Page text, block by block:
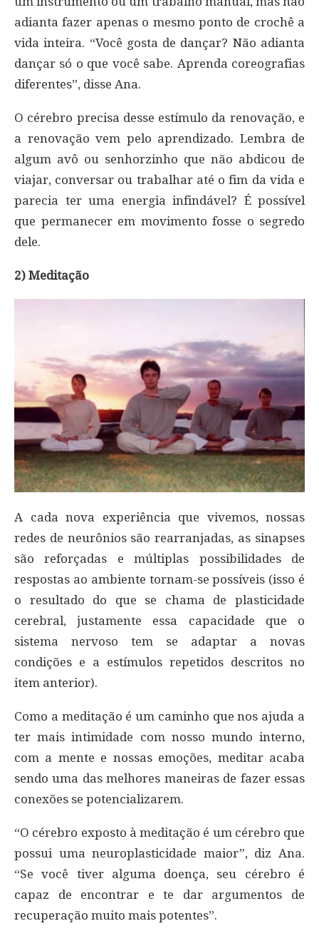
adianta fazer apenas o mesmo ponto de crochê a
vida inteira. “Você gosta de dançar? Não adianta
dançar só o que você sabe. Aprenda coreografias
diferentes”, disse Ana.
O cérebro precisa desse estímulo da renovação, e
a renovação vem pelo aprendizado. Lembra de
algum avô ou senhorzinho que não abdicou de
viajar, conversar ou trabalhar até o fim da vida e
parecia ter uma energia infindável? É possível
que permanecer em movimento fosse o segredo
dele.
2) Meditação
A cada nova experiência que vivemos, nossas
redes de neurônios são rearranjadas, as sinapses
são reforçadas e múltiplas possibilidades de
respostas ao ambiente tornam-se possíveis (isso é
o resultado do que se chama de plasticidade
cerebral, justamente essa capacidade que o
sistema nervoso tem se adaptar a novas
condições e a estímulos repetidos descritos no
item anterior).
Como a meditação é um caminho que nos ajuda a
ter mais intimidade com nosso mundo interno,
com a mente e nossas emoções, meditar acaba
sendo uma das melhores maneiras de fazer essas
conexões se potencializarem.
“O cérebro exposto à meditação é um cérebro que
possui uma neuroplasticidade maior”, diz Ana.
“Se você tiver alguma doença, seu cérebro é
capaz de encontrar e te dar argumentos de
recuperação muito mais potentes”.